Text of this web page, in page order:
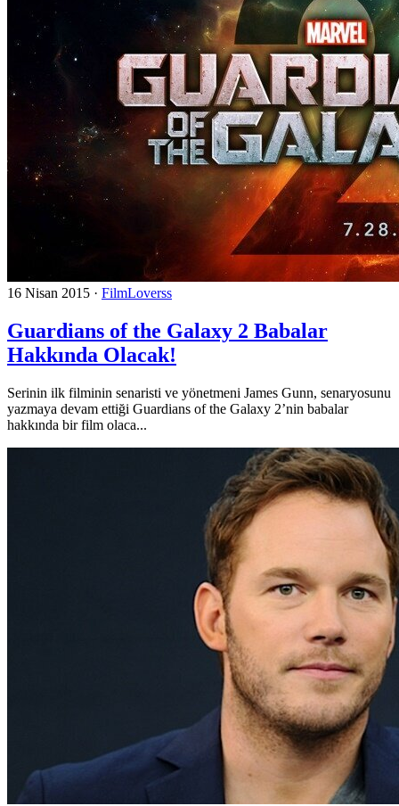
16 Nisan 2015 · FilmLoverss
Guardians of the Galaxy 2 Babalar
Hakkında Olacak!
Serinin ilk filminin senaristi ve yönetmeni James Gunn, senaryosunu
yazmaya devam ettiği Guardians of the Galaxy 2’nin babalar
hakkında bir film olaca...